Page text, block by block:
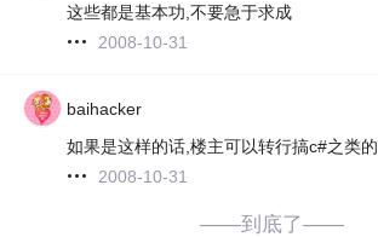
这些都是基本功,不要急于求成
2008-10-31
baihacker
如果是这样的话,楼主可以转行搞c#之类的.
2008-10-31
——到底了——